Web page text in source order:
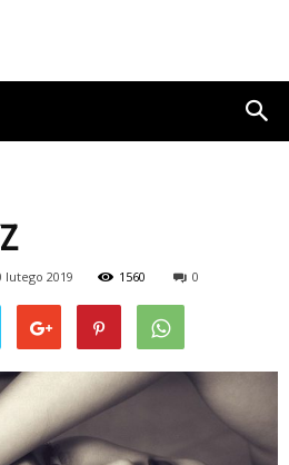
lutego 2019 1560 0